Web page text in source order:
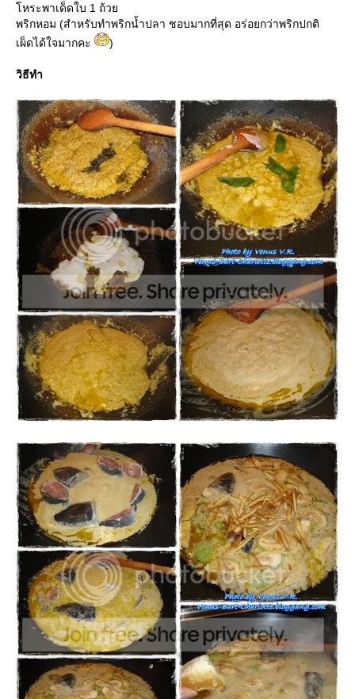
หระพาเด็ดใบ 1 ถ้ว
พริกหอม (สำหรับทำพริกน้ำปลา ชอบมากที่สุด อร่อยกว่าพริกปกติ
เผ็ดได้ใจมากคะ
)
วิธีทำ